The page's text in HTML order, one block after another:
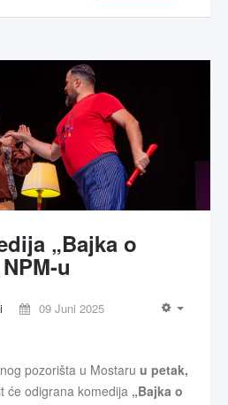
„Bajka o
u
09 Juni 2025
pozorišta u Mostaru u petak,
će odigrana komedija „Bajka o